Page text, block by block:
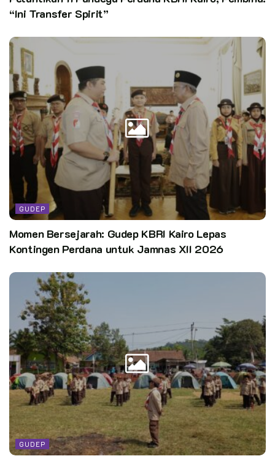
“Ini Transfer Spirit”
GUDEP
Momen Bersejarah: Gudep KBRI Kairo Lepas
Kontingen Perdana untuk Jamnas XII 2026
GUDEP